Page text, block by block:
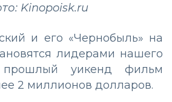
Kinopoisk.ru
и его «Чернобыль» на
лидерами нашего
прошлый уикенд фильм
2 миллионов долларов.